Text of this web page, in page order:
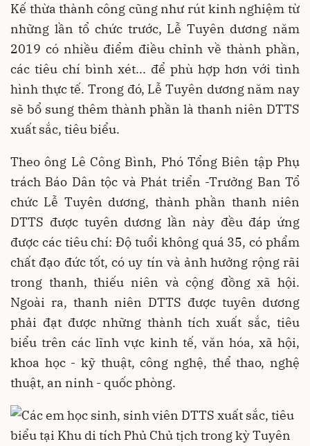
Kế thừa thành công cũng như rút kinh nghiệm từ
những lần tổ chức trước, Lễ Tuyên dương năm
2019 có nhiều điểm điều chỉnh về thành phần,
các tiêu chí bình xét... để phù hợp hơn với tình
hình thực tế. Trong đó, Lễ Tuyên dương năm nay
sẽ bổ sung thêm thành phần là thanh niên DTTS
xuất sắc, tiêu biểu.
Theo ông Lê Công Bình, Phó Tổng Biên tập Phụ
trách Báo Dân tộc và Phát triển -Trưởng Ban Tổ
chức Lễ Tuyên dương, thành phần thanh niên
DTTS được tuyên dương lần này đều đáp ứng
được các tiêu chí: Độ tuổi không quá 35, có phẩm
chất đạo đức tốt, có uy tín và ảnh hưởng rộng rãi
trong thanh, thiếu niên và cộng đồng xã hội.
Ngoài ra, thanh niên DTTS được tuyên dương
phải đạt được những thành tích xuất sắc, tiêu
biểu trên các lĩnh vực kinh tế, văn hóa, xã hội,
khoa học - kỹ thuật, công nghệ, thể thao, nghệ
thuật, an ninh - quốc phòng.